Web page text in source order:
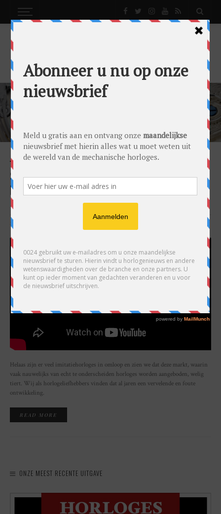
NEWS
SLOOP-DE-NEPPER, HOE KOM JE VAN JE
NEPHORLOGE AF?!
Helaas zijn er veel imitatiehorloges in omloop en zien we dat deze markt, waarin
vaak nauwelijks van echt te onderscheiden horloges worden aangeboden, welig
tiert. Wij als horlogeliefhebbers vinden dat al jaren een vervelende en foute
ontwikkeling.
READ MORE
ONZE MEEST RECENTE UITGAVE